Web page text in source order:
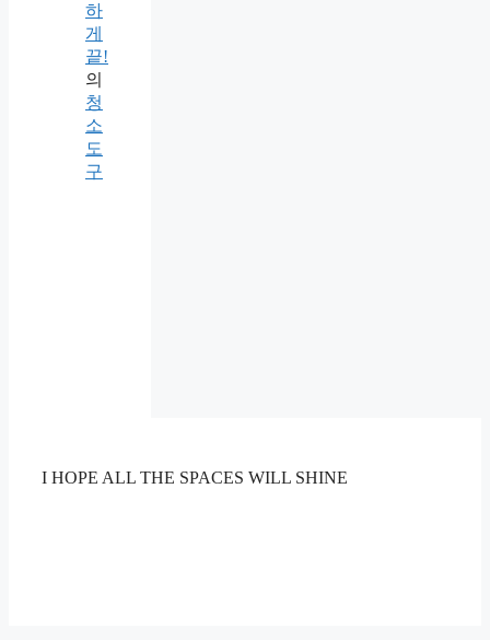
하
게
끝!
의
청
소
도
구
I HOPE ALL THE SPACES WILL SHINE